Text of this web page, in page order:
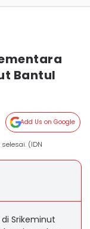
Bantul
Add Us on Google
(IDN
Srikeminut